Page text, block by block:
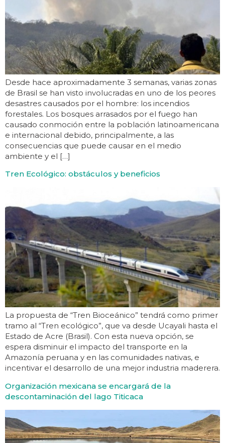
Desde hace aproximadamente 3 semanas, varias zonas
de Brasil se han visto involucradas en uno de los peores
desastres causados por el hombre: los incendios
forestales. Los bosques arrasados por el fuego han
causado conmoción entre la población latinoamericana
e internacional debido, principalmente, a las
consecuencias que puede causar en el medio
ambiente y el […]
Tren Ecológico: obstáculos y beneficios
La propuesta de “Tren Bioceánico” tendrá como primer
tramo al “Tren ecológico”, que va desde Ucayali hasta el
Estado de Acre (Brasil). Con esta nueva opción, se
espera disminuir el impacto del transporte en la
Amazonía peruana y en las comunidades nativas, e
incentivar el desarrollo de una mejor industria maderera.
Organización mexicana se encargará de la
descontaminación del lago Titicaca